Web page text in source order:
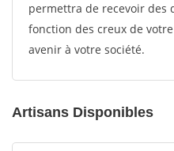
permettra de recevoir des
fonction des creux de
avenir à votre société.
Artisans Disponibles